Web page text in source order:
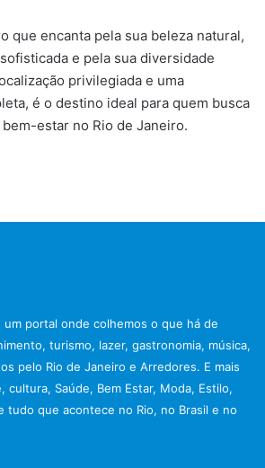
que encanta pela sua beleza natural,
e pela sua diversidade
privilegiada e uma
é o destino ideal para quem busca
estar no Rio de Janeiro.
um portal onde colhemos o que há de
turismo, lazer, gastronomia, música,
pelo Rio de Janeiro e Arredores. E mais
cultura, Saúde, Bem Estar, Moda, Estilo,
tudo que acontece no Rio, no Brasil e no